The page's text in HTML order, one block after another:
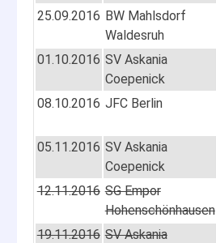
25.09.2016 BW Mahlsdorf
Waldesruh
01.10.2016 SV Askania
Coepenick
08.10.2016 JFC Berlin
05.11.2016 SV Askania
Coepenick
12.11.2016 SG Empor
Hohenschönhausen
19.11.2016 SV Askania